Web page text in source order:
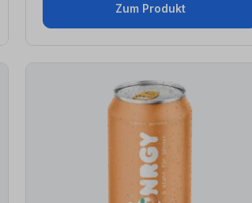
Zum Produkt